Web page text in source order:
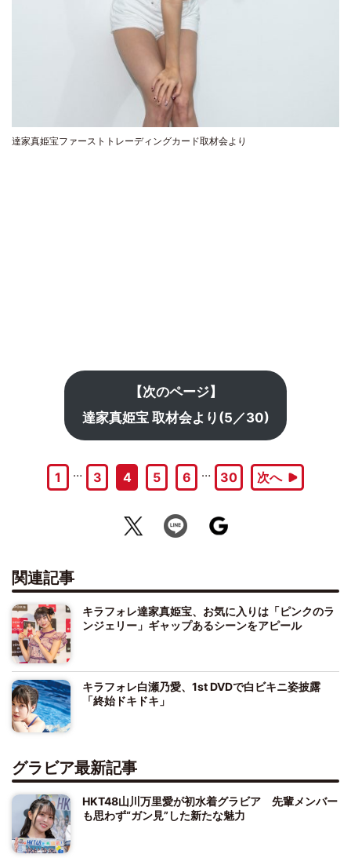
達家真姫宝ファーストトレーディングカード取材会より
【次のページ】
達家真姫宝 取材会より(5／30)
1 … 3 4 5 6 … 30 次へ
関連記事
キラフォレ達家真姫宝、お気に入りは「ピンクのラ
ンジェリー」ギャップあるシーンをアピール
キラフォレ白瀬乃愛、1st DVDで白ビキニ姿披露
「終始ドキドキ」
グラビア最新記事
HKT48山川万里愛が初水着グラビア 先輩メンバー
も思わず“ガン見”した新たな魅力